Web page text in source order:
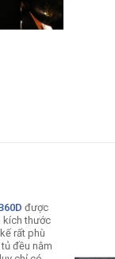
được
kích thước
rất phù
đều nằm